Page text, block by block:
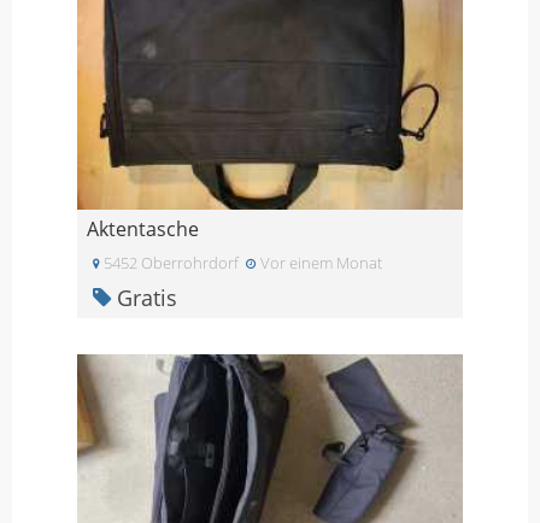
Aktentasche
5452 Oberrohrdorf Vor einem Monat
Gratis